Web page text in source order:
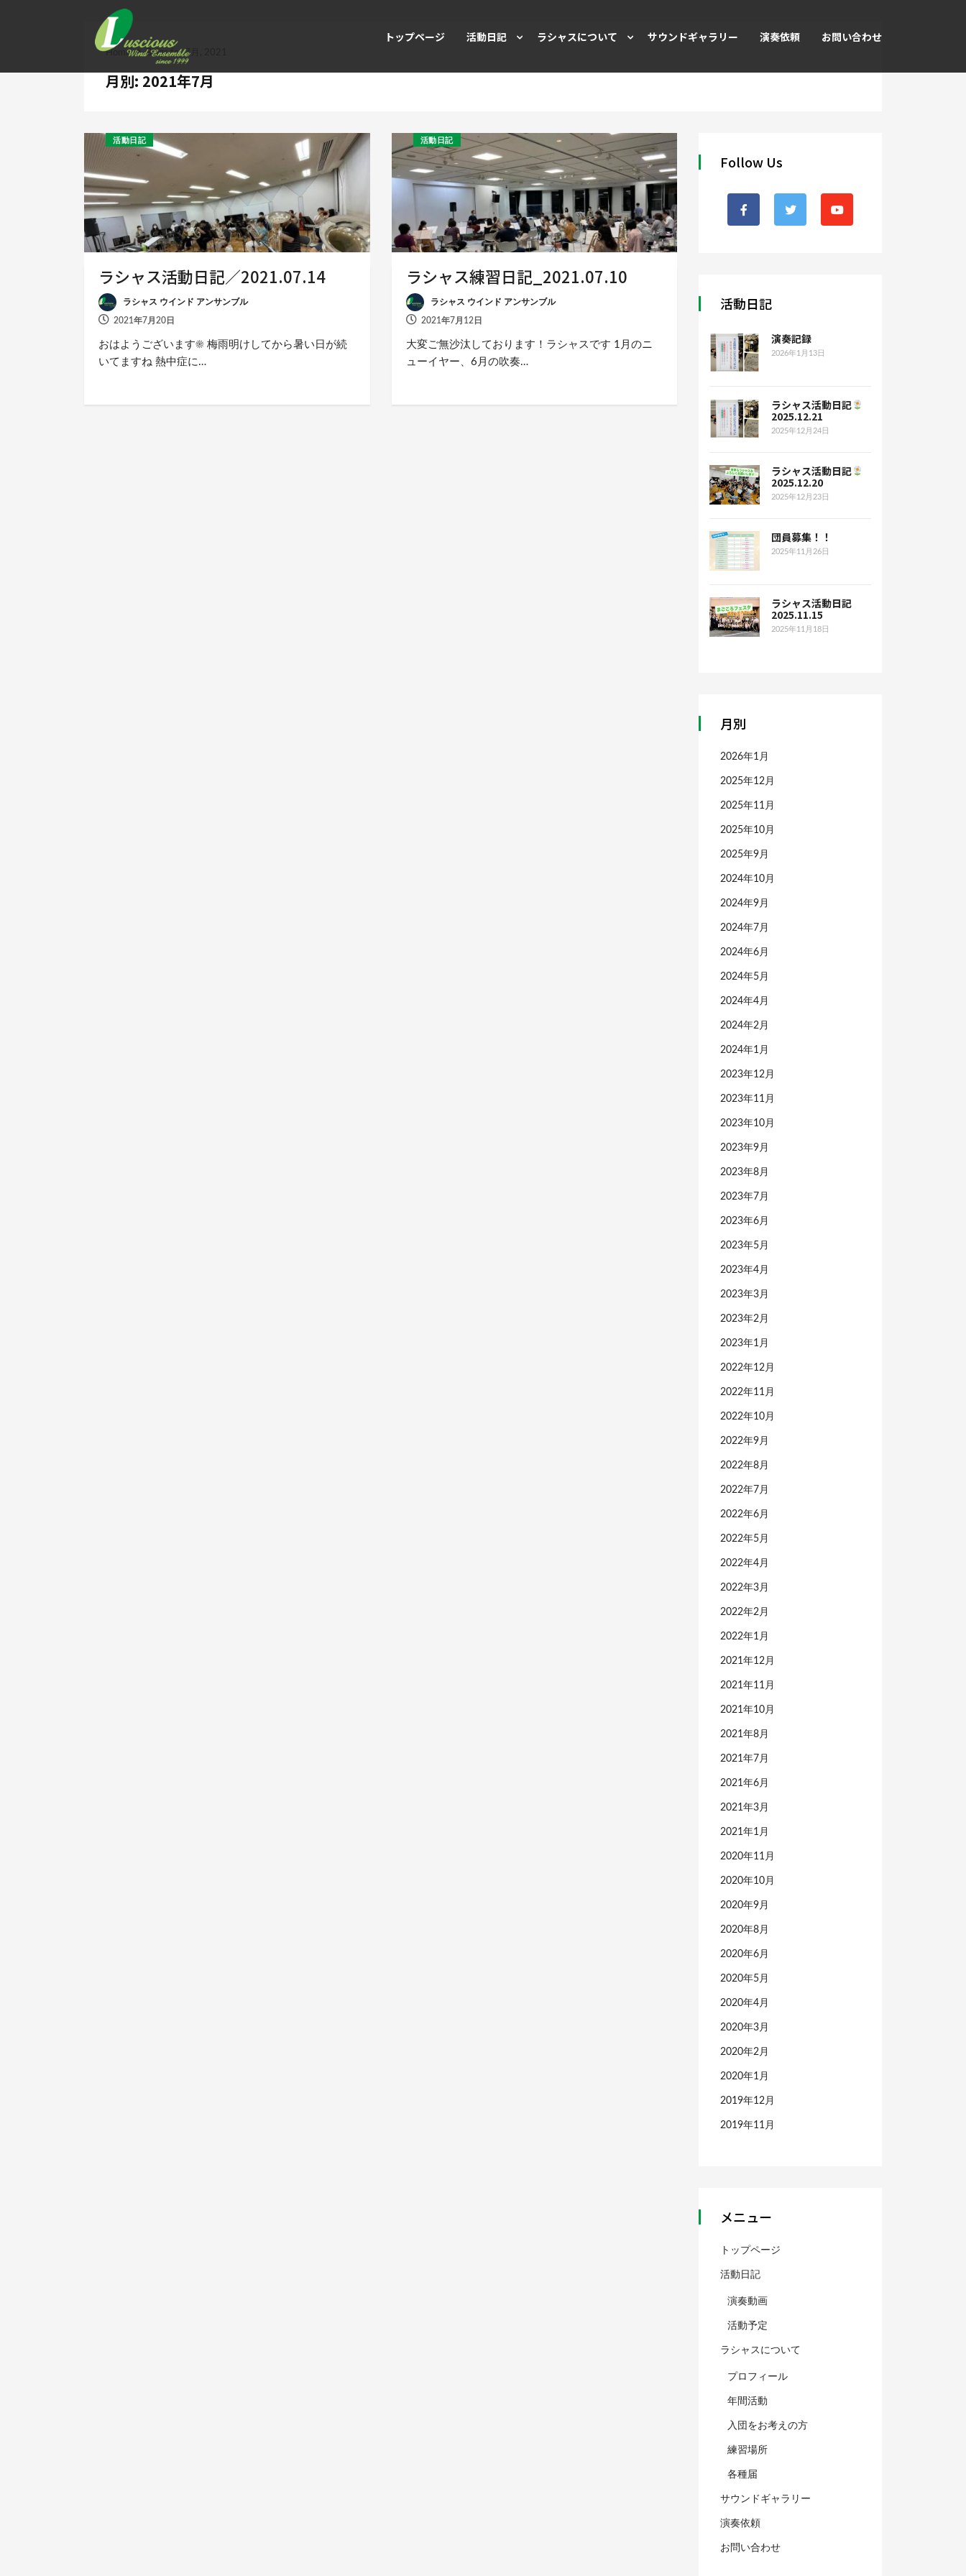
トップページ 活動日記 ラシャスについて サウンドギャラリー 演奏依頼 お問い合わせ
Home Blogs for 7月, 2021
月別: 2021年7月
活動日記
ラシャス活動日記／2021.07.14
ラシャス ウインド アンサンブル
2021年7月20日
おはようございます☀︎ 梅雨明けしてから暑い日が続
いてますね 熱中症に…
活動日記
ラシャス練習日記_2021.07.10
ラシャス ウインド アンサンブル
2021年7月12日
大変ご無沙汰しております！ラシャスです 1月のニ
ューイヤー、6月の吹奏…
Follow Us
活動日記
演奏記録
2026年1月13日
ラシャス活動日記
2025.12.21
2025年12月24日
ラシャス活動日記
2025.12.20
2025年12月23日
団員募集！！
2025年11月26日
ラシャス活動日記
2025.11.15
2025年11月18日
月別
2026年1月
2025年12月
2025年11月
2025年10月
2025年9月
2024年10月
2024年9月
2024年7月
2024年6月
2024年5月
2024年4月
2024年2月
2024年1月
2023年12月
2023年11月
2023年10月
2023年9月
2023年8月
2023年7月
2023年6月
2023年5月
2023年4月
2023年3月
2023年2月
2023年1月
2022年12月
2022年11月
2022年10月
2022年9月
2022年8月
2022年7月
2022年6月
2022年5月
2022年4月
2022年3月
2022年2月
2022年1月
2021年12月
2021年11月
2021年10月
2021年8月
2021年7月
2021年6月
2021年3月
2021年1月
2020年11月
2020年10月
2020年9月
2020年8月
2020年6月
2020年5月
2020年4月
2020年3月
2020年2月
2020年1月
2019年12月
2019年11月
メニュー
トップページ
活動日記
演奏動画
活動予定
ラシャスについて
プロフィール
年間活動
入団をお考えの方
練習場所
各種届
サウンドギャラリー
演奏依頼
お問い合わせ